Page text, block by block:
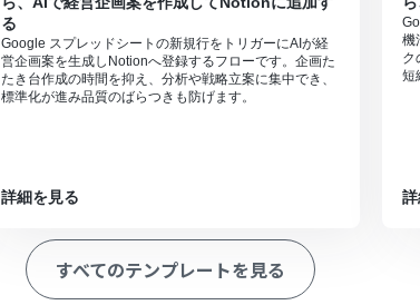
る
Google スプレッドシートの新規行をトリガーにAIが経
営企画案を生成しNotionへ登録するフローです。企画た
たき台作成の時間を抑え、分析や戦略立案に集中でき、
標準化が進み品質のばらつきも防げます。
詳細を見る
機
ク
短
すべてのテンプレートを見る